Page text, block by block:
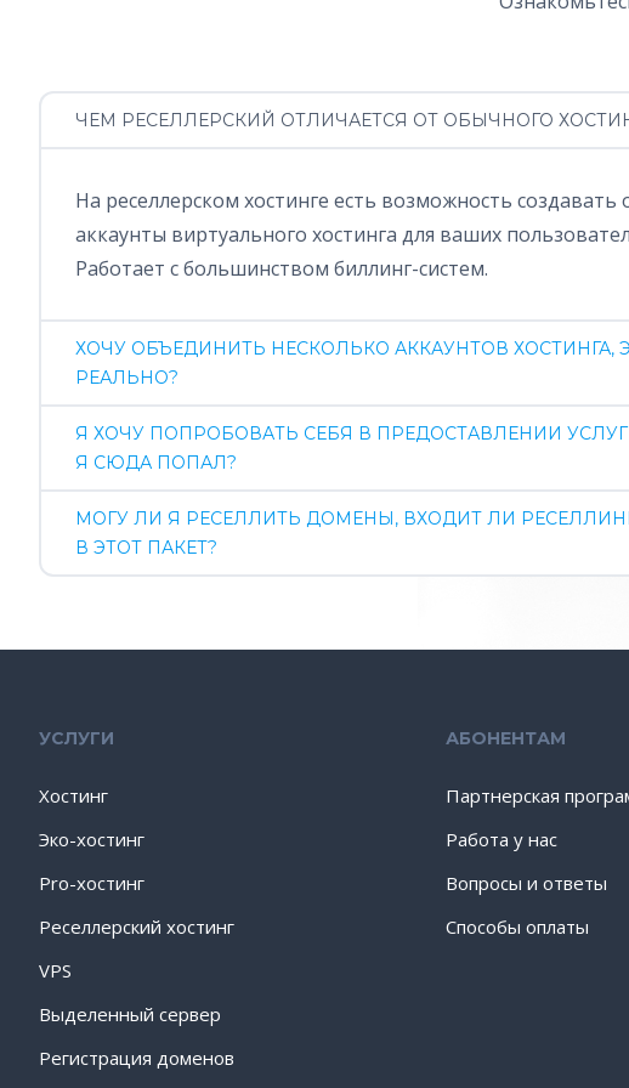
ЧЕМ РЕСЕЛЛЕРСКИЙ ОТЛИЧАЕТСЯ ОТ ОБЫЧНОГО
На реселлерском хостинге есть возможность создавать
аккаунты виртуального хостинга для ваших
Работает с большинством биллинг-систем.
ХОЧУ ОБЪЕДИНИТЬ НЕСКОЛЬКО АККАУНТОВ ХОСТИНГА,
РЕАЛЬНО?
Я ХОЧУ ПОПРОБОВАТЬ СЕБЯ В ПРЕДОСТАВЛЕНИИ УСЛУГ
Я СЮДА ПОПАЛ?
МОГУ ЛИ Я РЕСЕЛЛИТЬ ДОМЕНЫ, ВХОДИТ ЛИ
В ЭТОТ ПАКЕТ?
УСЛУГИ
Хостинг
Эко-хостинг
Pro-хостинг
Реселлерский хостинг
VPS
Выделенный сервер
Регистрация доменов
АБОНЕНТАМ
Партнерская
Работа у нас
Вопросы и ответы
Способы оплаты